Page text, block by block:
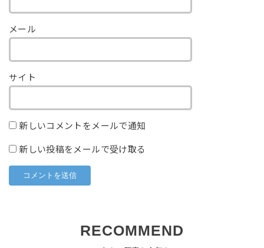
メール
サイト
新しいコメントをメールで通知
新しい投稿をメールで受け取る
RECOMMEND